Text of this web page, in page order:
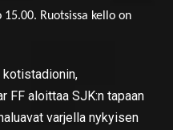
Ruotsissa kello on
kotistadionin,
FF aloittaa SJK:n tapaan
varjella nykyisen